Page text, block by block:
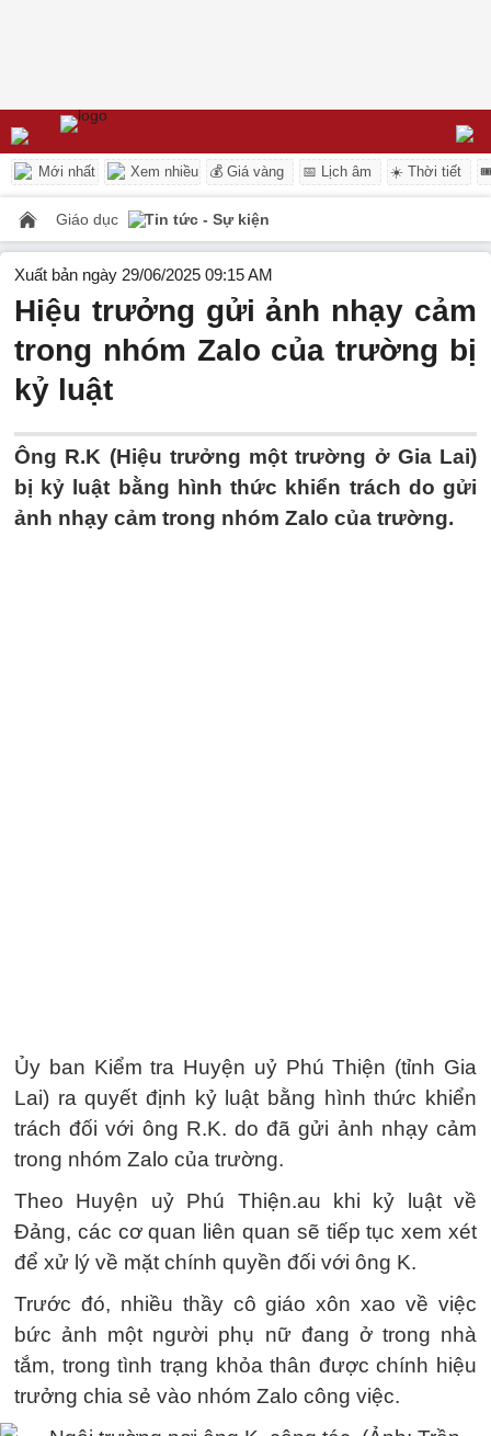
Mới nhất Xem nhiều 💰 Giá vàng 📅 Lịch âm ☀️ Thời tiết
Giáo dục Tin tức - Sự kiện
Xuất bản ngày 29/06/2025 09:15 AM
Hiệu trưởng gửi ảnh nhạy cảm
trong nhóm Zalo của trường bị
kỷ luật
Ông R.K (Hiệu trưởng một trường ở Gia Lai)
bị kỷ luật bằng hình thức khiển trách do gửi
ảnh nhạy cảm trong nhóm Zalo của trường.
Ủy ban Kiểm tra Huyện uỷ Phú Thiện (tỉnh Gia
Lai) ra quyết định kỷ luật bằng hình thức khiển
trách đối với ông R.K. do đã gửi ảnh nhạy cảm
trong nhóm Zalo của trường.
Theo Huyện uỷ Phú Thiện.au khi kỷ luật về
Đảng, các cơ quan liên quan sẽ tiếp tục xem xét
để xử lý về mặt chính quyền đối với ông K.
Trước đó, nhiều thầy cô giáo xôn xao về việc
bức ảnh một người phụ nữ đang ở trong nhà
tắm, trong tình trạng khỏa thân được chính hiệu
trưởng chia sẻ vào nhóm Zalo công việc.